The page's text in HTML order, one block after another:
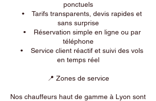
ponctuels
• Tarifs transparents, devis rapides et
sans surprise
• Réservation simple en ligne ou par
téléphone
• Service client réactif et suivi des vols
en temps réel
📍 Zones de service
Nos chauffeurs haut de gamme à Lyon sont